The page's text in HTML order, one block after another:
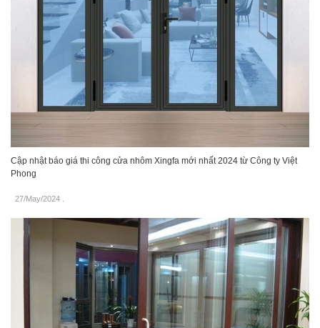
Cập nhật báo giá thi công cửa nhôm Xingfa mới nhất 2024 từ Công ty Việt
Phong
27/May/2024